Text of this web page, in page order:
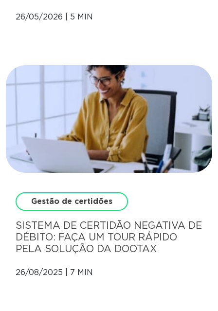
26/05/2026 | 5 MIN
Gestão de certidões
SISTEMA DE CERTIDÃO NEGATIVA DE
DÉBITO: FAÇA UM TOUR RÁPIDO
PELA SOLUÇÃO DA DOOTAX
26/08/2025 | 7 MIN